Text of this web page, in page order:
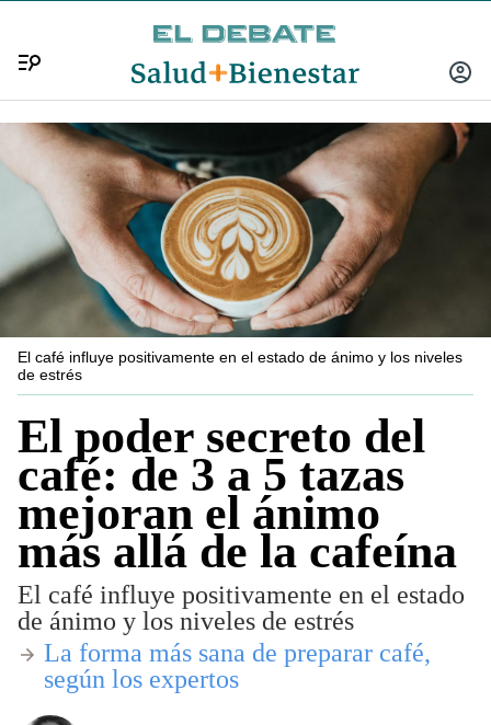
INICIAR
El café influye positivamente en el estado de ánimo y los niveles
de estrés
El poder secreto del
café: de 3 a 5 tazas
mejoran el ánimo
más allá de la cafeína
El café influye positivamente en el estado
de ánimo y los niveles de estrés
​La forma más sana de preparar café,
según los expertos